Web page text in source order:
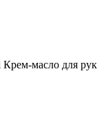
масло для рук